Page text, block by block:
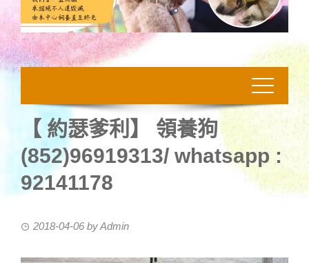
【 約瑟爹利】 領養狗
(852)96919313/ whatsapp :
92141178
2018-04-06 byAdmin